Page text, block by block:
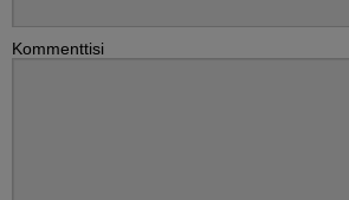
Kommenttisi